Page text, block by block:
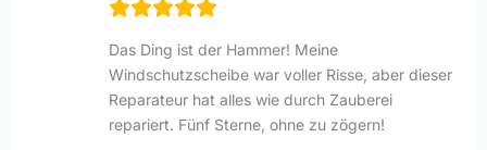
Das Ding ist der Hammer! Meine
Windschutzscheibe war voller Risse, aber dieser
Reparateur hat alles wie durch Zauberei
repariert. Fünf Sterne, ohne zu zögern!